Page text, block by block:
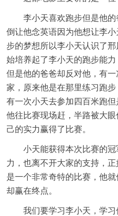
李小天喜欢跑步但是他
倒让他念英语因为他想让李
步的梦想所以李小天认识了
始培养起了李小天的跑步能力
但是他的爸爸却反对他，有
家，原来他是在那里练习跑
有一次小天去参加四百米跑
他往比赛现场赶，半路被大
己的实力赢得了比赛。
小天能获得本次比赛的
力，也离不开大家的支持，
是一个非常奇特的比赛，他
却赢在终点。
我们要学习李小天，学习